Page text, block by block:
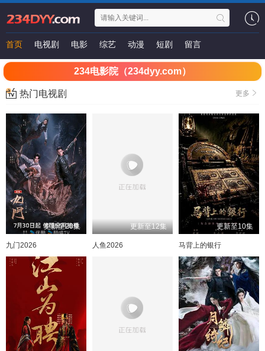
首页 电视剧 电影 综艺 动漫 短剧 留言
234电影院（234dyy.com）
更多
热门电视剧
更新至20集
九门2026
更新至12集
人鱼2026
更新至10集
马背上的银行